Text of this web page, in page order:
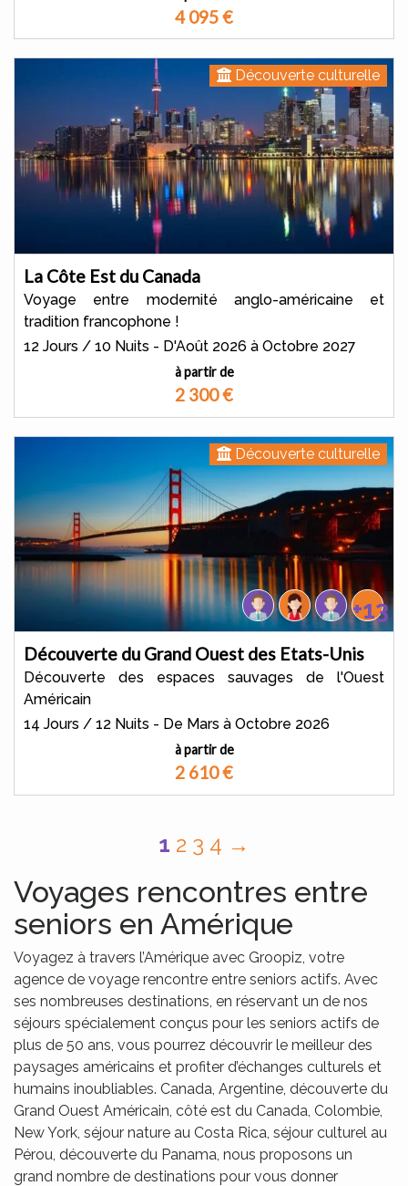
4 095€
Découverte culturelle
La Côte Est du Canada
Voyage entre modernité anglo-américaine et
tradition francophone !
12 Jours / 10 Nuits - D'Août 2026 à Octobre 2027
à partir de
2 300€
Découverte culturelle
+13
Découverte du Grand Ouest des Etats-Unis
Découverte des espaces sauvages de l'Ouest
Américain
14 Jours / 12 Nuits - De Mars à Octobre 2026
à partir de
2 610€
1 2 3 4 →
Voyages rencontres entre
seniors en Amérique
Voyagez à travers l’Amérique avec Groopiz, votre
agence de voyage rencontre entre seniors actifs. Avec
ses nombreuses destinations, en réservant un de nos
séjours spécialement conçus pour les seniors actifs de
plus de 50 ans, vous pourrez découvrir le meilleur des
paysages américains et profiter d’échanges culturels et
humains inoubliables. Canada, Argentine, découverte du
Grand Ouest Américain, côté est du Canada, Colombie,
New York, séjour nature au Costa Rica, séjour culturel au
Pérou, découverte du Panama, nous proposons un
grand nombre de destinations pour vous donner